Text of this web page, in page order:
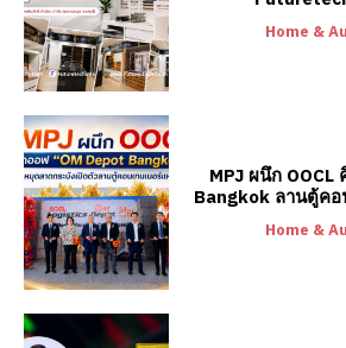
Home &
MPJ ผนึก
Bangkok ลานตู้คอ
Home &